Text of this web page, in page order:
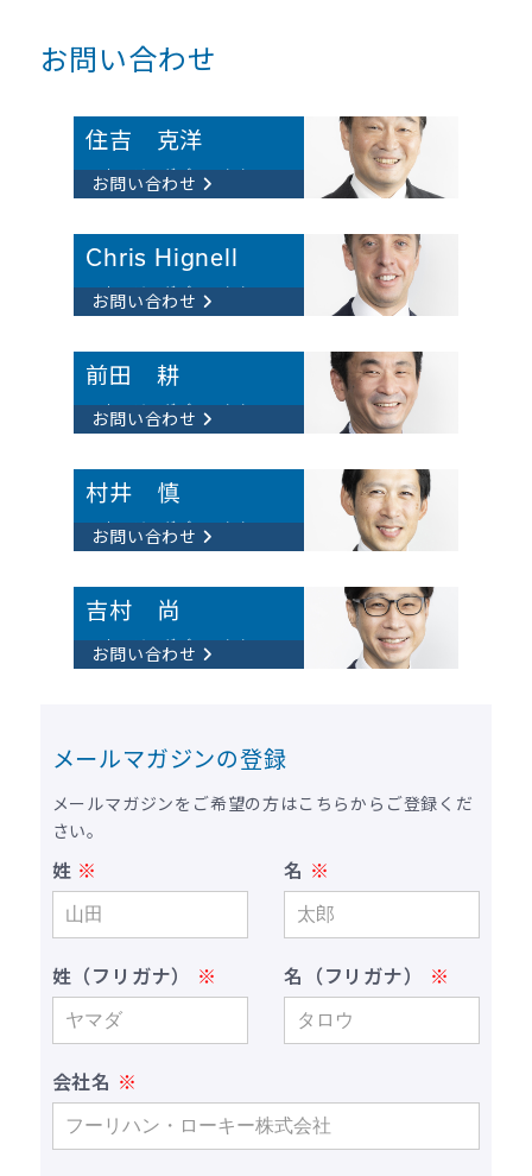
お問い合わせ
住吉 克洋​
マネージングディレクター
お問い合わせ
Chris Hignell​
マネージングディレクター
お問い合わせ
前田 耕​
マネージングディレクター
お問い合わせ
村井 慎
マネージングディレクター
お問い合わせ
吉村 尚​
マネージングディレクター
お問い合わせ
メールマガジンの登録
メールマガジンをご希望の方はこちらからご登録くだ
さい。
姓 名
姓（フリガナ） 名（フリガナ）
会社名